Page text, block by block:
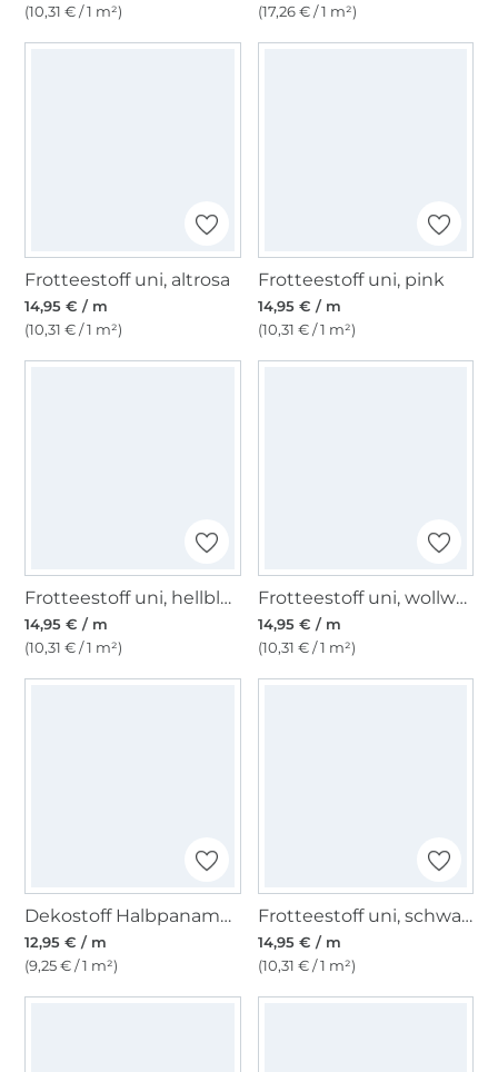
(10,31 € / 1 m²)
(17,26 € / 1 m²)
Frotteestoff uni, altrosa
14,95 € / m
(10,31 € / 1 m²)
Frotteestoff uni, pink
14,95 € / m
(10,31 € / 1 m²)
Frotteestoff uni, hellblau
14,95 € / m
(10,31 € / 1 m²)
Frotteestoff uni, wollweiss
14,95 € / m
(10,31 € / 1 m²)
Dekostoff Halbpanama Mohn
12,95 € / m
(9,25 € / 1 m²)
Frotteestoff uni, schwarz
14,95 € / m
(10,31 € / 1 m²)